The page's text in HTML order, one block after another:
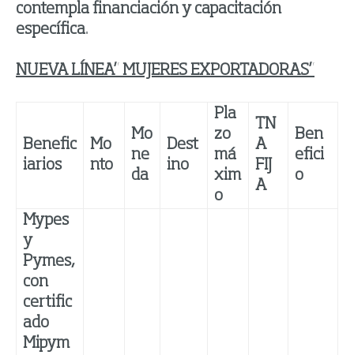
contempla financiación y capacitación
específica.
NUEVA LÍNEA” MUJERES EXPORTADORAS”
Benefic
iarios
Mo
nto
Mo
ne
da
Dest
ino
Pla
zo
má
xim
o
TN
A
FIJ
A
Ben
efici
o
Mypes
y
Pymes,
con
certific
ado
Mipym